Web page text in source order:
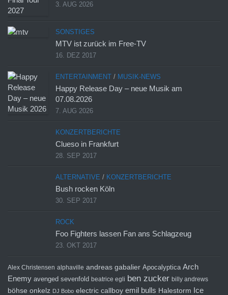
3. AUG 2026
SONSTIGES
MTV ist zurück im Free-TV
16. DEZ 2017
ENTERTAINMENT / MUSIK-NEWS
Happy Release Day – neue Musik am
07.08.2026
7. AUG 2026
KONZERTBERICHTE
Clueso in Frankfurt
28. SEP 2017
ALTERNATIVE / KONZERTBERICHTE
Bush rocken Köln
30. SEP 2017
ROCK
Foo Fighters lassen Fan ans Schlagzeug
23. OKT 2017
Alex Christensen alphaville andreas gabalier Apocalyptica Arch
Enemy avenged sevenfold beatrice egli ben zucker billy andrews
böhse onkelz DJ Bobo electric callboy emil bulls Halestorm Ice